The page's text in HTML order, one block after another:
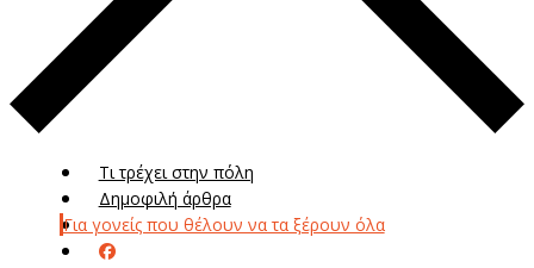
Τι τρέχει στην πόλη
Δημοφιλή άρθρα
Για γονείς που θέλουν να τα ξέρουν όλα